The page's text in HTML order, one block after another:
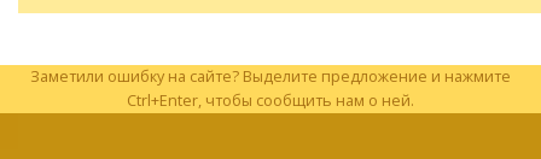
Заметили ошибку на сайте? Выделите предложение и нажмите
Ctrl+Enter, чтобы сообщить нам о ней.